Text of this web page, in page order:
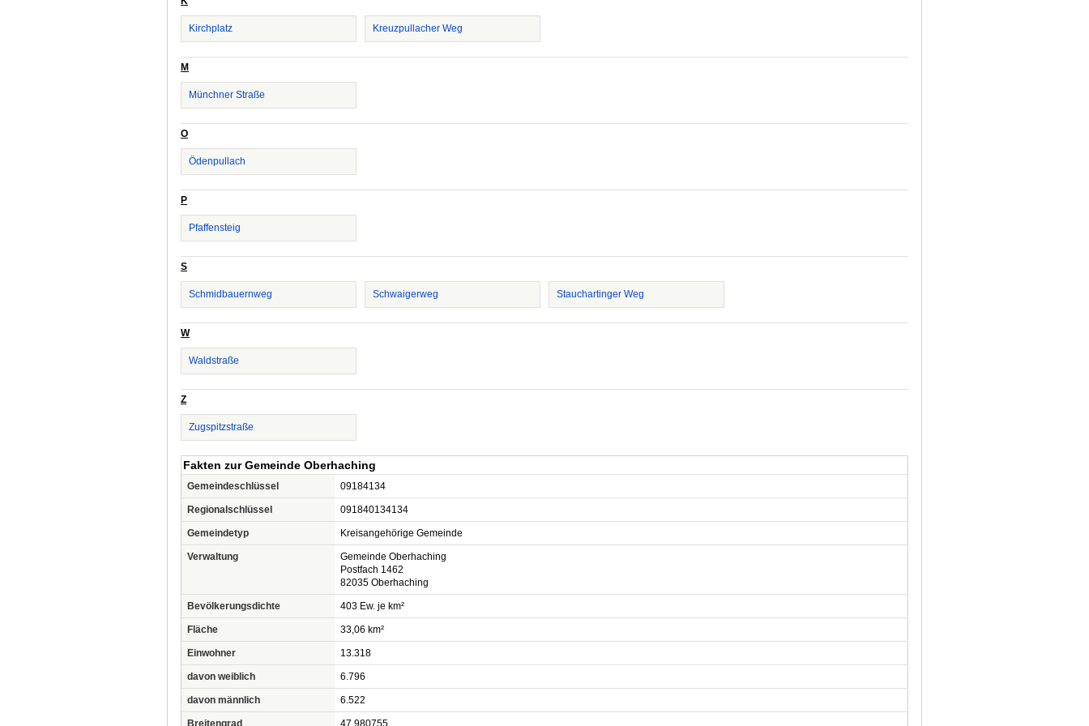
Kirchplatz Kreuzpullacher Weg
M
Münchner Straße
O
Ödenpullach
P
Pfaffensteig
S
Schmidbauernweg Schwaigerweg Stauchartinger Weg
W
Waldstraße
Z
Zugspitzstraße
Fakten zur Gemeinde Oberhaching
Gemeindeschlüssel 09184134
Regionalschlüssel 091840134134
Gemeindetyp Kreisangehörige Gemeinde
Verwaltung
Gemeinde Oberhaching
Postfach 1462
82035 Oberhaching
Bevölkerungsdichte 403 Ew. je km²
Fläche 33,06 km²
Einwohner 13.318
davon weiblich 6.796
davon männlich 6.522
Breitengrad 47.980755